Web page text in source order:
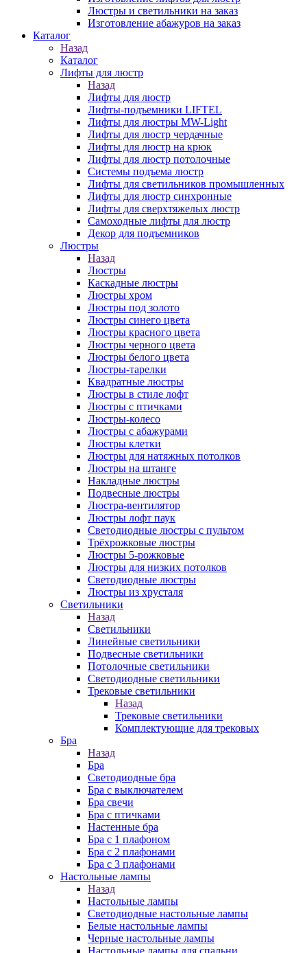
Люстры и светильники на заказ
Изготовление абажуров на заказ
Каталог
Назад
Каталог
Лифты для люстр
Назад
Лифты для люстр
Лифты-подъемники LIFTEL
Лифты для люстры MW-Light
Лифты для люстр чердачные
Лифты для люстр на крюк
Лифты для люстр потолочные
Системы подъема люстр
Лифты для светильников промышленных
Лифты для люстр синхронные
Лифты для сверхтяжелых люстр
Самоходные лифты для люстр
Декор для подъемников
Люстры
Назад
Люстры
Каскадные люстры
Люстры хром
Люстры под золото
Люстры синего цвета
Люстры красного цвета
Люстры черного цвета
Люстры белого цвета
Люстры-тарелки
Квадратные люстры
Люстры в стиле лофт
Люстры с птичками
Люстры-колесо
Люстры с абажурами
Люстры клетки
Люстры для натяжных потолков
Люстры на штанге
Накладные люстры
Подвесные люстры
Люстра-вентилятор
Люстры лофт паук
Светодиодные люстры с пультом
Трёхрожковые люстры
Люстры 5-рожковые
Люстры для низких потолков
Cветодиодные люстры
Люстры из хрусталя
Светильники
Назад
Светильники
Линейные светильники
Подвесные светильники
Потолочные светильники
Светодиодные светильники
Трековые светильники
Назад
Трековые светильники
Комплектующие для трековых
Бра
Назад
Бра
Светодиодные бра
Бра с выключателем
Бра свечи
Бра с птичками
Настенные бра
Бра с 1 плафоном
Бра с 2 плафонами
Бра с 3 плафонами
Настольные лампы
Назад
Настольные лампы
Светодиодные настольные лампы
Белые настольные лампы
Черные настольные лампы
Настольные лампы для спальни